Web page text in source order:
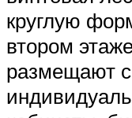
круглую
втором
размещают